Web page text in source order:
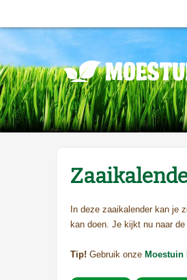
In deze zaaikalender kan je
kan doen. Je kijkt nu naar
Tip! Gebruik onze Moestuin